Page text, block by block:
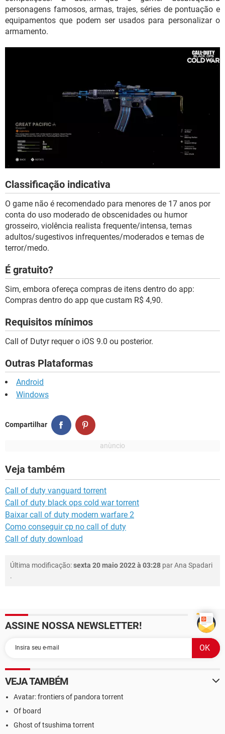
personagens famosos, armas, trajes, séries de pontuação e
equipamentos que podem ser usados para personalizar o
armamento.
Classificação indicativa
O game não é recomendado para menores de 17 anos por
conta do uso moderado de obscenidades ou humor
grosseiro, violência realista frequente/intensa, temas
adultos/sugestivos infrequentes/moderados e temas de
terror/medo.
É gratuito?
Sim, embora ofereça compras de itens dentro do app:
Compras dentro do app que custam R$ 4,90.
Requisitos mínimos
Call of Dutyr requer o iOS 9.0 ou posterior.
Outras Plataformas
Android
Windows
Compartilhar
Veja também
Call of duty vanguard torrent
Call of duty black ops cold war torrent
Baixar call of duty modern warfare 2
Como conseguir cp no call of duty
Call of duty download
Última modificação:sexta 20 maio 2022 à 03:28 parAna Spadari
.
ASSINE NOSSA NEWSLETTER!
VEJA TAMBÉM
Avatar: frontiers of pandora torrent
Of board
Ghost of tsushima torrent